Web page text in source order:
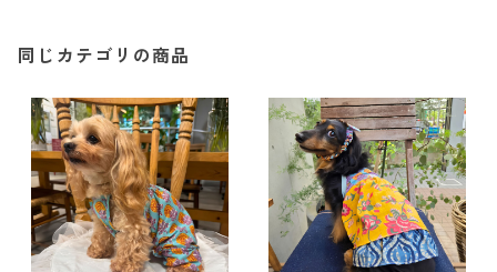
同じカテゴリの商品